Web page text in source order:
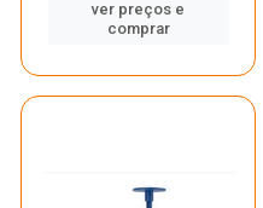
ver preços e
comprar